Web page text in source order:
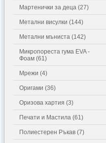
Мартенички за деца (27)
Метални висулки (144)
Метални мъниста (142)
Микропореста гума EVA -
Фоам (61)
Мрежи (4)
Оригами (36)
Оризова хартия (3)
Печати и Мастила (61)
Полиестерен Ръкав (7)